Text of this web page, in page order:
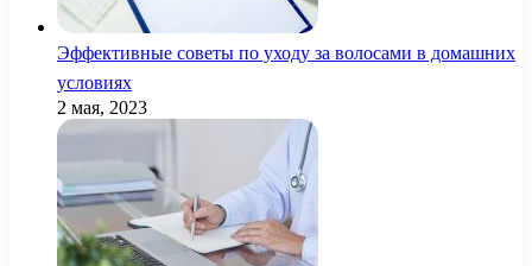
Эффективные советы по уходу за волосами в домашних
условиях
2 мая, 2023